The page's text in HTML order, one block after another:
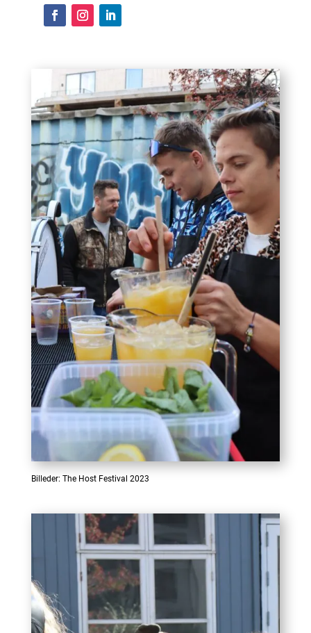
Billeder: The Host Festival 2023